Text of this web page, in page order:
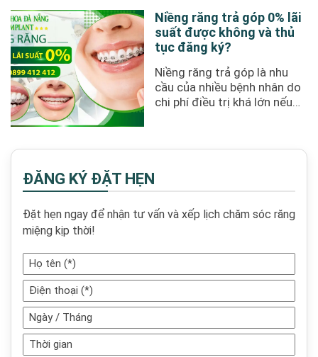
Phương ...
Niềng răng trả góp 0% lãi
suất được không và thủ
tục đăng ký?
Niềng răng trả góp là nhu
cầu của nhiều bệnh nhân do
chi phí điều trị khá lớn nếu
ĐĂNG KÝ ĐẶT HẸN
Đặt hẹn ngay để nhận tư vấn và xếp lịch chăm sóc răng
miệng kịp thời!